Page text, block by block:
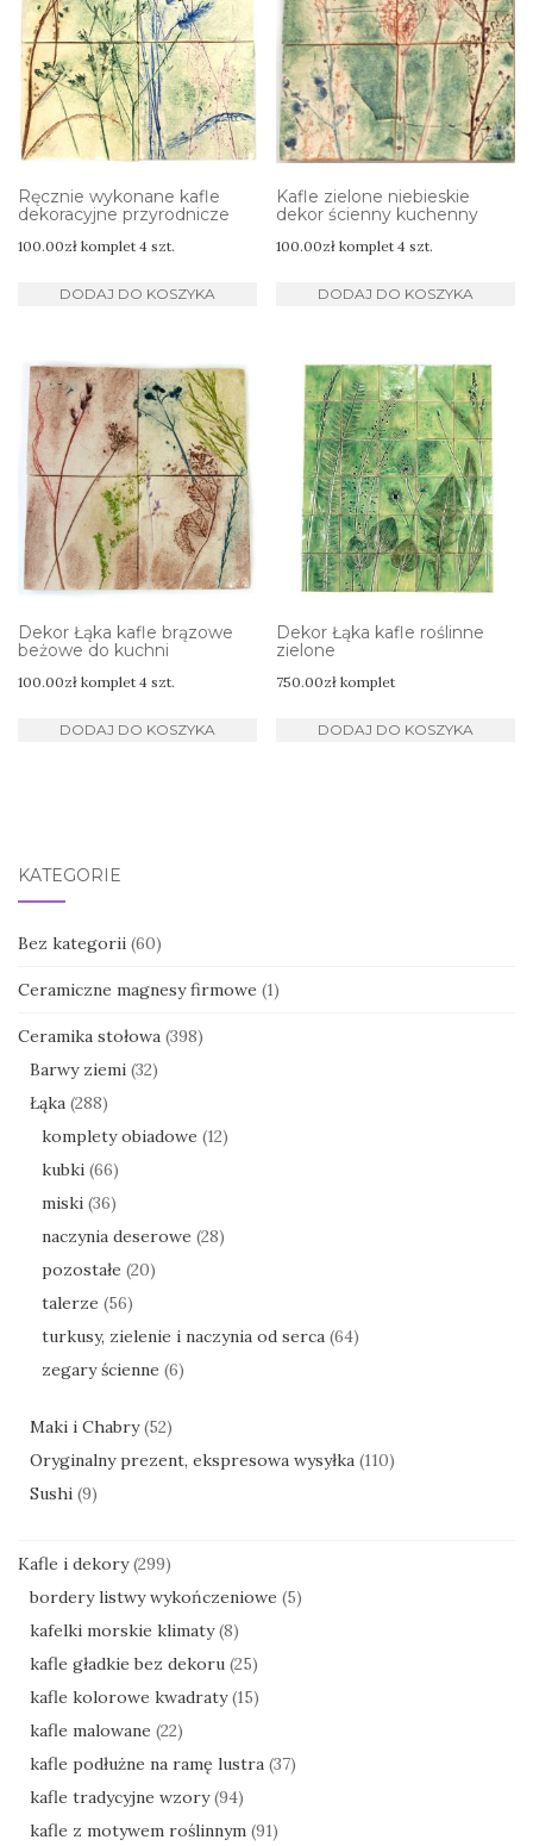
Ręcznie wykonane kafle
dekoracyjne przyrodnicze
100.00zł komplet 4 szt.
DODAJ DO KOSZYKA
Kafle zielone niebieskie
dekor ścienny kuchenny
100.00zł komplet 4 szt.
DODAJ DO KOSZYKA
Dekor Łąka kafle brązowe
beżowe do kuchni
100.00zł komplet 4 szt.
DODAJ DO KOSZYKA
Dekor Łąka kafle roślinne
zielone
750.00zł komplet
DODAJ DO KOSZYKA
KATEGORIE
Bez kategorii (60)
Ceramiczne magnesy firmowe (1)
Ceramika stołowa (398)
Barwy ziemi (32)
Łąka (288)
komplety obiadowe (12)
kubki (66)
miski (36)
naczynia deserowe (28)
pozostałe (20)
talerze (56)
turkusy, zielenie i naczynia od serca (64)
zegary ścienne (6)
Maki i Chabry (52)
Oryginalny prezent, ekspresowa wysyłka (110)
Sushi (9)
Kafle i dekory (299)
bordery listwy wykończeniowe (5)
kafelki morskie klimaty (8)
kafle gładkie bez dekoru (25)
kafle kolorowe kwadraty (15)
kafle malowane (22)
kafle podłużne na ramę lustra (37)
kafle tradycyjne wzory (94)
kafle z motywem roślinnym (91)